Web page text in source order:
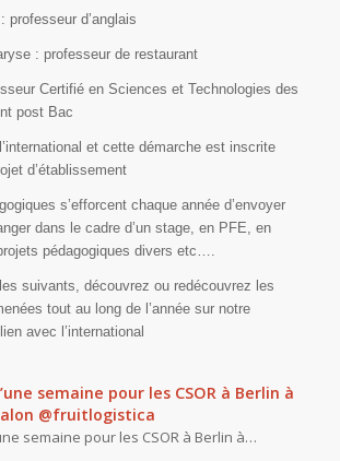
professeur d’anglais
: professeur de restaurant
Certifié en Sciences et Technologies des
post Bac
et cette démarche est inscrite
d’établissement
s’efforcent chaque année d’envoyer
dans le cadre d’un stage, en PFE, en
pédagogiques divers etc….
suivants, découvrez ou redécouvrez les
tout au long de l’année sur notre
avec l’international
semaine pour les CSOR à Berlin à
@fruitlogistica
semaine pour les CSOR à Berlin à…